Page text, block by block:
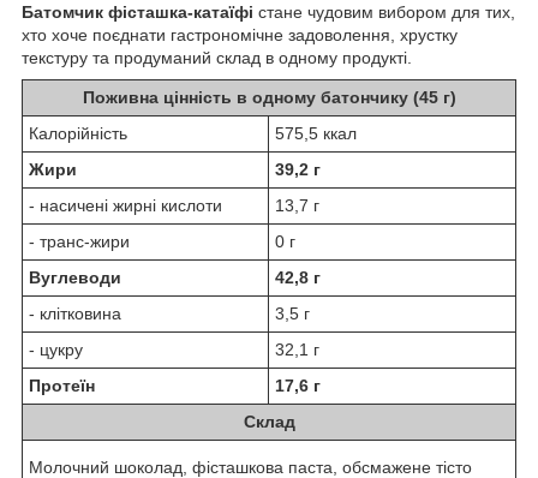
Батомчик фісташка-катаїфі стане чудовим вибором для тих,
хто хоче поєднати гастрономічне задоволення, хрустку
текстуру та продуманий склад в одному продукті.
Поживна цінність в одному батончику (45 г)
Калорійність
575,5 ккал
Жири
39,2 г
- насичені жирні кислоти
13,7 г
- транс-жири
0 г
Вуглеводи
42,8 г
- клітковина
3,5 г
- цукру
32,1 г
Протеїн
17,6 г
Склад
Молочний шоколад, фісташкова паста, обсмажене тісто